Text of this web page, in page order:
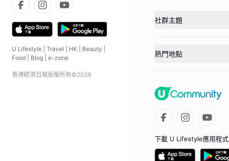
U Lifestyle Travel HK Beauty
Food
Blog e-zone
香港經濟日報版權所有©2026
社群主題
熱門地點
下載 U Lifestyle應用程式